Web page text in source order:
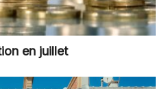
en juillet